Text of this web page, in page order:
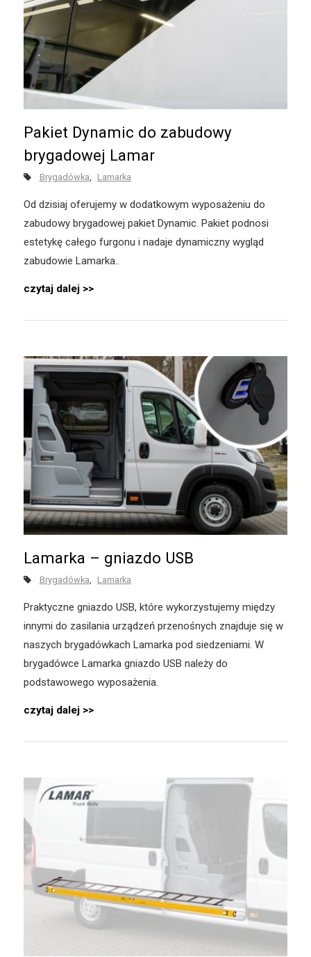
Pakiet Dynamic do zabudowy
brygadowej Lamar
Brygadówka Lamarka
Od dzisiaj oferujemy w dodatkowym wyposażeniu do
zabudowy brygadowej pakiet Dynamic. Pakiet podnosi
estetykę całego furgonu i nadaje dynamiczny wygląd
zabudowie Lamarka..
czytaj dalej
Lamarka – gniazdo USB
Brygadówka Lamarka
Praktyczne gniazdo USB, które wykorzystujemy między
innymi do zasilania urządzeń przenośnych znajduje się w
naszych brygadówkach Lamarka pod siedzeniami. W
brygadówce Lamarka gniazdo USB należy do
podstawowego wyposażenia.
czytaj dalej